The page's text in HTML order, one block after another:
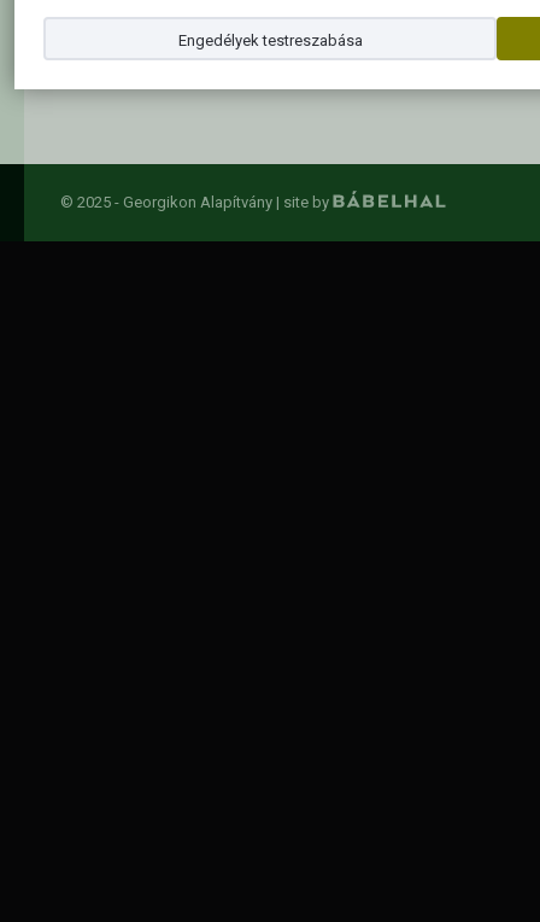
Engedélyek testreszabása
Elolvastam és elfogadom azadatkezelési szabályzatban
© 2025 - Georgikon Alapítvány | site by